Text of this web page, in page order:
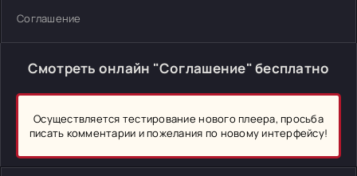
Соглашение
Смотреть онлайн "Соглашение" бесплатно
Осуществляется тестирование нового плеера, просьба
писать комментарии и пожелания по новому интерфейсу!